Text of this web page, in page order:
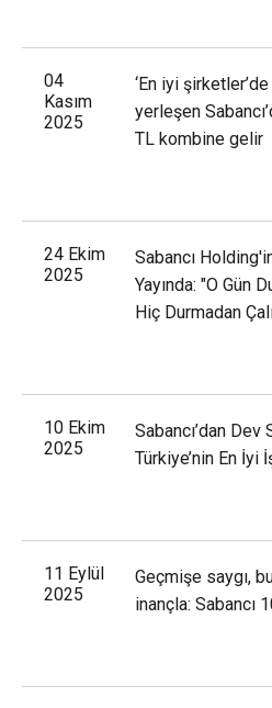
04
Kasım
2025
‘En iyi
yerleşen
TL kombine gelir
24 Ekim
2025
Sabancı
Yayında: "O Gün
Hiç Durmadan
10 Ekim
2025
Sabancı’dan Dev
Türkiye’nin En İyi
11 Eylül
2025
Geçmişe saygı,
inançla: Sabancı